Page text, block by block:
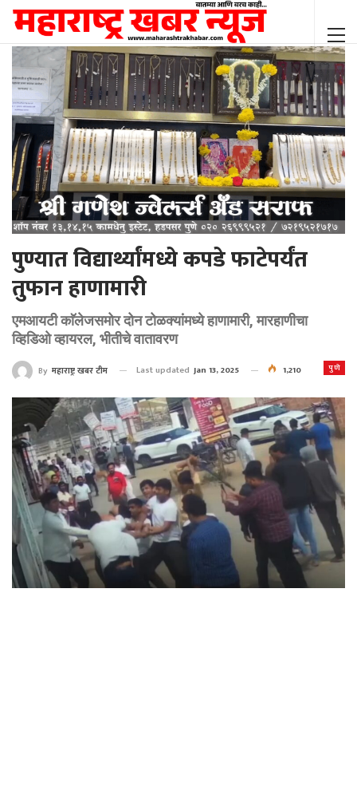
पुण्यात विद्यार्थ्यांमध्ये कपडे फाटेपर्यंत
तुफान हाणामारी
एमआयटी काॅलेजसमोर दोन टोळक्यांमध्ये हाणामारी, मारहाणीचा
व्हिडिओ व्हायरल, भीतीचे वातावरण
पुणे
By महाराष्ट्र खबर टीम Last updated Jan 13, 2025 1,210